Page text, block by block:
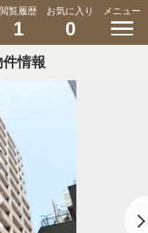
閲覧履歴
1
お気に入り
0
メニュー
情報